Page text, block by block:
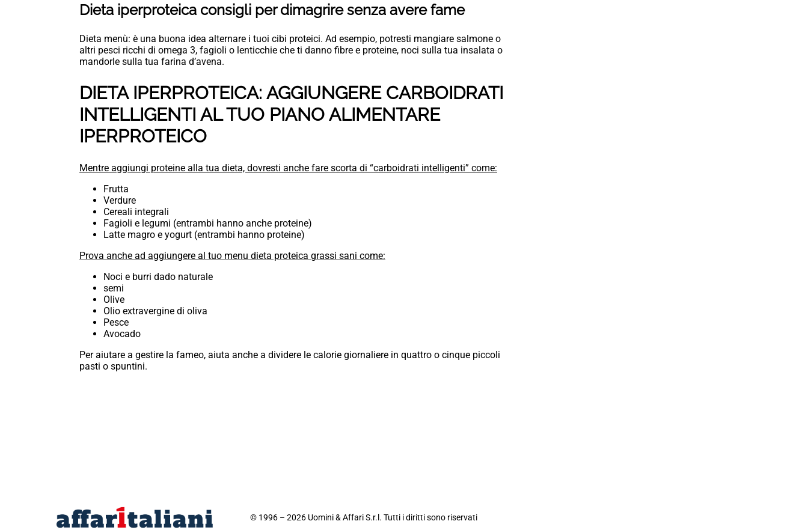
Dieta iperproteica consigli per dimagrire senza avere fame
Dieta menù: è una buona idea alternare i tuoi cibi proteici. Ad esempio, potresti mangiare salmone o
altri pesci ricchi di omega 3, fagioli o lenticchie che ti danno fibre e proteine, noci sulla tua insalata o
mandorle sulla tua farina d’avena.
DIETA IPERPROTEICA: AGGIUNGERE CARBOIDRATI
INTELLIGENTI AL TUO PIANO ALIMENTARE
IPERPROTEICO
Mentre aggiungi proteine alla tua dieta, dovresti anche fare scorta di “carboidrati intelligenti” come:
Frutta
Verdure
Cereali integrali
Fagioli e legumi (entrambi hanno anche proteine)
Latte magro e yogurt (entrambi hanno proteine)
Prova anche ad aggiungere al tuo menu dieta proteica grassi sani come:
Noci e burri dado naturale
semi
Olive
Olio extravergine di oliva
Pesce
Avocado
Per aiutare a gestire la fameo, aiuta anche a dividere le calorie giornaliere in quattro o cinque piccoli
pasti o spuntini.
© 1996 – 2026 Uomini & Affari S.r.l. Tutti i diritti sono riservati